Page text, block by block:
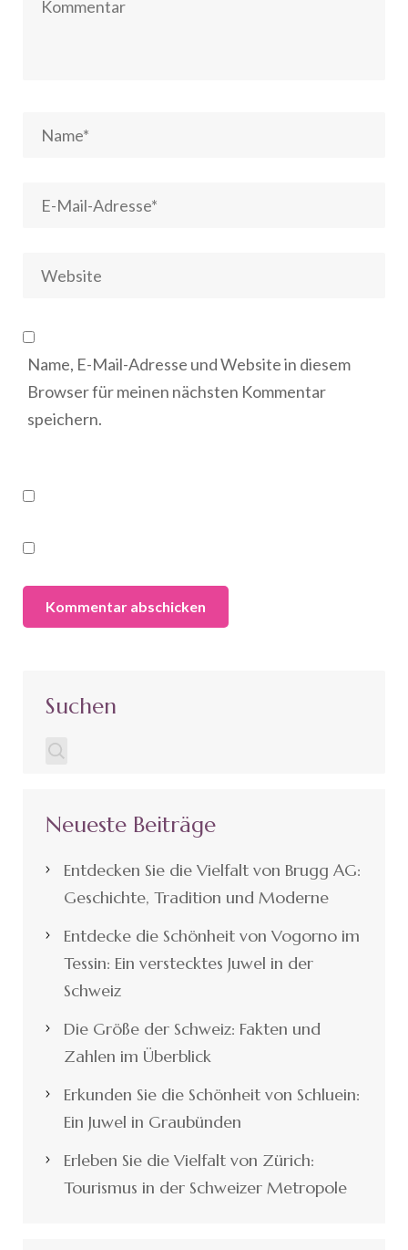
Name, E-Mail-Adresse und Website in diesem
Browser für meinen nächsten Kommentar
speichern.
Suchen
Neueste Beiträge
Entdecken Sie die Vielfalt von Brugg AG:
Geschichte, Tradition und Moderne
Entdecke die Schönheit von Vogorno im
Tessin: Ein verstecktes Juwel in der
Schweiz
Die Größe der Schweiz: Fakten und
Zahlen im Überblick
Erkunden Sie die Schönheit von Schluein:
Ein Juwel in Graubünden
Erleben Sie die Vielfalt von Zürich:
Tourismus in der Schweizer Metropole